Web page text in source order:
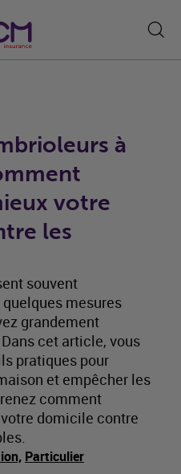
à
votre
les
souvent
mesures
grandement
cet article, vous
pratiques pour
et empêcher les
comment
domicile contre
Particulier